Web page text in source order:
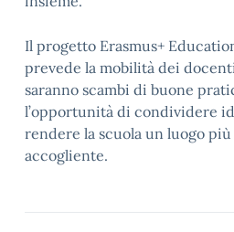
Il progetto Erasmus+
prevede la mobilità dei
saranno scambi di buone
l’opportunità di condividere
rendere la scuola un luogo
accogliente.